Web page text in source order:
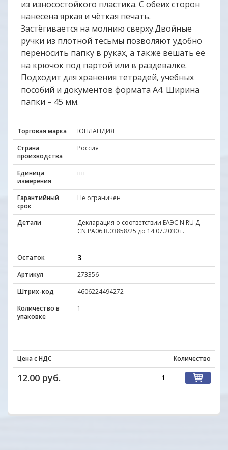
из износостойкого пластика. С обеих сторон
нанесена яркая и чёткая печать.
Застёгивается на молнию сверху.Двойные
ручки из плотной тесьмы позволяют удобно
переносить папку в руках, а также вешать её
на крючок под партой или в раздевалке.
Подходит для хранения тетрадей, учебных
пособий и документов формата А4. Ширина
папки – 45 мм.
Торговая марка
ЮНЛАНДИЯ
Страна
производства
Россия
Единица
измерения
шт
Гарантийный
срок
Не ограничен
Детали
Декларация о соответствии ЕАЭС N RU Д-
CN.PА06.В.03858/25 до 14.07.2030 г.
Остаток 3
Артикул
273356
Штрих-код
4606224494272
Количество в
упаковке
1
Цена с НДС Количество
12.00 руб.